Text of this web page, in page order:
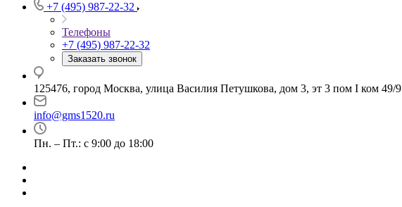
+7 (495) 987-22-32
Телефоны
+7 (495) 987-22-32
Заказать звонок
125476, город Москва, улица Василия Петушкова, дом 3, эт 3 пом I ком 49/9
info@gms1520.ru
Пн. – Пт.: с 9:00 до 18:00